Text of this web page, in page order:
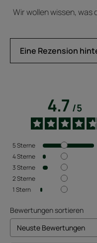
Wir wollen wissen, was
Eine Rezension
4.7/5
5Sterne
4Sterne
3Sterne
2Sterne
1Stern
Bewertungen sortieren